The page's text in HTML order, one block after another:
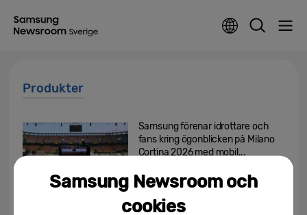
Produkter
Samsung förenar idrottare och
fans kring ögonblicken på Milano
Cortina 2026 med mobil...
04/02/2026
Samsung lanserar glasögonfri
Samsung Newsroom och
cookies